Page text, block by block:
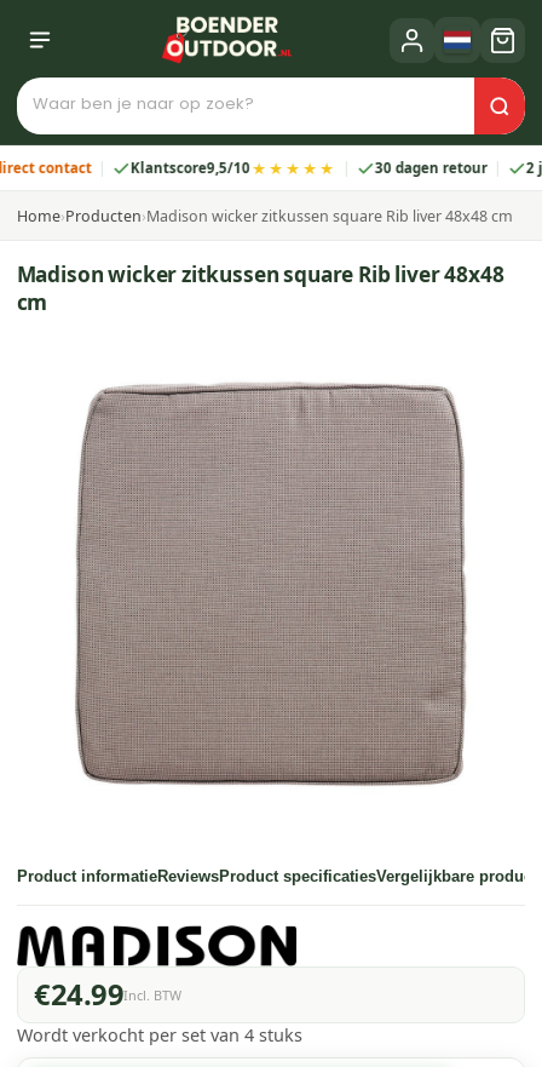
Klantscore9,5/10★★★★★ 30 dagen retour 2 jaar
Home›Producten›Madison wicker zitkussen square Rib liver 48x48 cm
Madison wicker zitkussen square Rib liver 48x48
cm
Product informatieReviewsProduct specificatiesVergelijkbare
€24.99Incl. BTW
Wordt verkocht per set van 4 stuks